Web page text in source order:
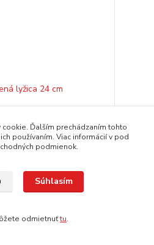
do košíka
Ďalším prechádzaním tohto
používaním. Viac informácií v pod
podmienok.
Súhlasím
odmietnuťtu.